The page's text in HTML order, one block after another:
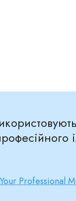
Professional